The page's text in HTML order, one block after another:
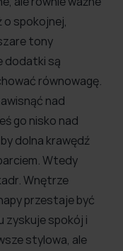
o spokojnej,
tony
dodatki są
równowagę.
nad
go nisko nad
dolna krawędź
Wtedy
Wnętrze
przestaje być
zyskuje spokój i
stylowa, ale